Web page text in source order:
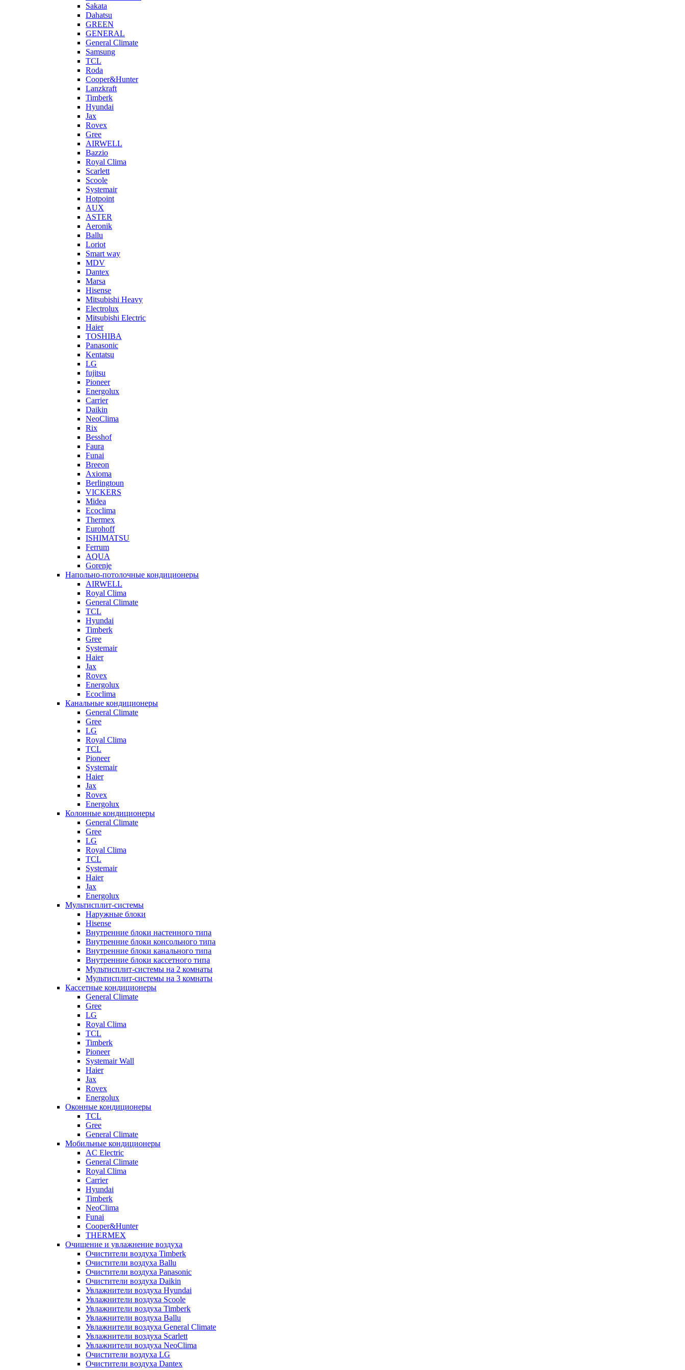
Sakata
Dahatsu
GREEN
GENERAL
General Climate
Samsung
TCL
Roda
Cooper&Hunter
Lanzkraft
Timberk
Hyundai
Jax
Rovex
Gree
AIRWELL
Bazzio
Royal Clima
Scarlett
Scoole
Systemair
Hotpoint
AUX
ASTER
Aeronik
Ballu
Loriot
Smart way
MDV
Dantex
Marsa
Hisense
Mitsubishi Heavy
Electrolux
Mitsubishi Electric
Haier
TOSHIBA
Panasonic
Kentatsu
LG
fujitsu
Pioneer
Energolux
Carrier
Daikin
NeoClima
Rix
Besshof
Faura
Funai
Breeon
Axioma
Berlingtoun
VICKERS
Midea
Ecoclima
Thermex
Eurohoff
ISHIMATSU
Ferrum
AQUA
Gorenje
Напольно-потолочные кондиционеры
AIRWELL
Royal Clima
General Climate
TCL
Hyundai
Timberk
Gree
Systemair
Haier
Jax
Rovex
Energolux
Ecoclima
Канальные кондиционеры
General Climate
Gree
LG
Royal Clima
TCL
Pioneer
Systemair
Haier
Jax
Rovex
Energolux
Колонные кондиционеры
General Climate
Gree
LG
Royal Clima
TCL
Systemair
Haier
Jax
Energolux
Мультисплит-системы
Наружные блоки
Hisense
Внутренние блоки настенного типа
Внутренние блоки консольного типа
Внутренние блоки канального типа
Внутренние блоки кассетного типа
Мультисплит-системы на 2 комнаты
Мультисплит-системы на 3 комнаты
Кассетные кондиционеры
General Climate
Gree
LG
Royal Clima
TCL
Timberk
Pioneer
Systemair Wall
Haier
Jax
Rovex
Energolux
Оконные кондиционеры
TCL
Gree
General Climate
Мобильные кондиционеры
AC Electric
General Climate
Royal Clima
Carrier
Hyundai
Timberk
NeoClima
Funai
Cooper&Hunter
THERMEX
Очищение и увлажнение воздуха
Очистители воздуха Timberk
Очистители воздуха Ballu
Очистители воздуха Panasonic
Очистители воздуха Daikin
Увлажнители воздуха Hyundai
Увлажнители воздуха Scoole
Увлажнители воздуха Timberk
Увлажнители воздуха Ballu
Увлажнители воздуха General Climate
Увлажнители воздуха Scarlett
Увлажнители воздуха NeoClima
Очистители воздуха LG
Очистители воздуха Dantex